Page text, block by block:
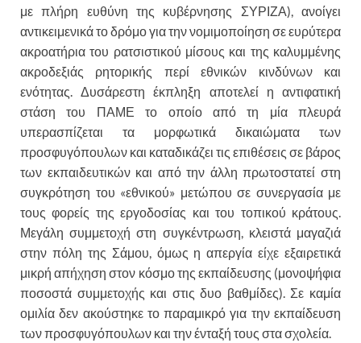
με πλήρη ευθύνη της κυβέρνησης ΣΥΡΙΖΑ), ανοίγει
αντικειμενικά το δρόμο για την νομιμοποίηση σε ευρύτερα
ακροατήρια του ρατσιστικού μίσους και της καλυμμένης
ακροδεξιάς ρητορικής περί εθνικών κινδύνων και
ενότητας. Δυσάρεστη έκπληξη αποτελεί η αντιφατική
στάση του ΠΑΜΕ το οποίο από τη μία πλευρά
υπερασπίζεται τα μορφωτικά δικαιώματα των
προσφυγόπουλων και καταδικάζει τις επιθέσεις σε βάρος
των εκπαιδευτικών και από την άλλη πρωτοστατεί στη
συγκρότηση του «εθνικού» μετώπου σε συνεργασία με
τους φορείς της εργοδοσίας και του τοπικού κράτους.
Μεγάλη συμμετοχή στη συγκέντρωση, κλειστά μαγαζιά
στην πόλη της Σάμου, όμως η απεργία είχε εξαιρετικά
μικρή απήχηση στον κόσμο της εκπαίδευσης (μονοψήφια
ποσοστά συμμετοχής και στις δυο βαθμίδες). Σε καμία
ομιλία δεν ακούστηκε το παραμικρό για την εκπαίδευση
των προσφυγόπουλων και την ένταξή τους στα σχολεία.